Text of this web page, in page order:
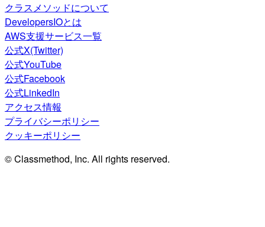
クラスメソッドについて
DevelopersIOとは
AWS支援サービス一覧
公式X(Twitter)
公式YouTube
公式Facebook
公式LinkedIn
アクセス情報
プライバシーポリシー
クッキーポリシー
© Classmethod, Inc. All rights reserved.